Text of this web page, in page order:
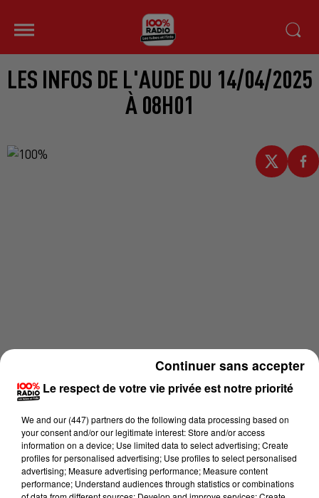
LES INFOS DE L'AUDE DU 14/04/2025
À 08H01
Le respect de votre vie privée est notre priorité
We and our (447) partnersdo the following data processing based on
your consent and/or our legitimate interest: Store and/or access
information on a device; Use limited data to select advertising; Create
profiles for personalised advertising; Use profiles to select personalised
advertising; Measure advertising performance; Measure content
performance; Understand audiences through statistics or combinations
Continuer sans accepter